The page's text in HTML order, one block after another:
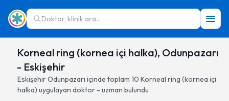
Doktor, klinik ara...
Korneal ring (kornea içi halka), Odunpazarı
- Eskişehir
EskişehirOdunpazarı içinde toplam 10 Korneal ring (kornea içi
halka) uygulayan doktor - uzman bulundu